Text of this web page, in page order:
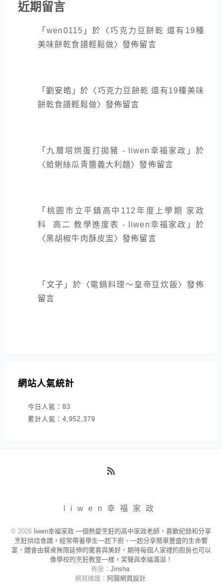
近期留言
「wen0115 」於〈巧克力豆餅乾 還有19種
美味餅乾食譜輕鬆做〉發佈留言
「劉安皓 」於〈巧克力豆餅乾 還有19種美味
餅乾食譜輕鬆做〉發佈留言
「 九層塔烘蛋打拋豬 - liwen幸福家政 」於
〈蛤蜊絲瓜青醬義大利麵〉發佈留言
「 桃園市立平鎮高中112年度上學期 家政
科 高二 教學進度表 - liwen幸福家政 」於
〈黑胡椒牛肉酥皮盅 〉發佈留言
「 文子 」於〈電鍋料理～皇帝豆炊飯〉發佈
留言
網站人氣統計
今日人氣： 83
累計人氣： 4,952,379
liwen幸福家政
© 2026 liwen幸福家政 一個熱愛烹飪的高中家政老師，喜歡紀錄和分享
烹飪烘焙食譜，經常帶著學生一起下廚、一起分享簡單豐盛的生命饗
宴，體會由餐桌無限延伸的驚喜與美好，期待每個人家裡的廚房也可以
像學校的烹飪教室一樣，笑聲與幸福滿溢！
佈景： Jinsha.
網頁維護： 阿腸網頁設計.